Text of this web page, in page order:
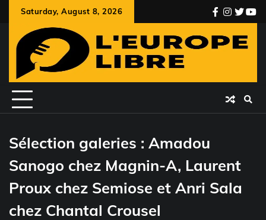
content
Saturday, August 8, 2026
facebook
Sélection galeries : Amadou
Sanogo chez Magnin-A, Laurent
Proux chez Semiose et Anri Sala
chez Chantal Crousel